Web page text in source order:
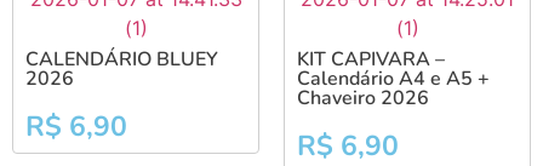
CALENDÁRIO BLUEY
2026
R$ 6,90
KIT CAPIVARA –
Calendário A4 e A5 +
Chaveiro 2026
R$ 6,90